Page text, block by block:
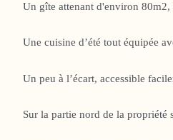
Un gîte attenant d'environ 80m2,
Une cuisine d’été tout équipée
Un peu à l’écart, accessible
Sur la partie nord de la propriété